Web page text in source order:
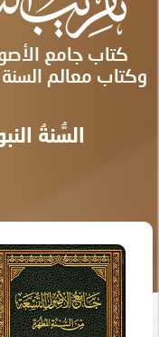
كتاب جامع
وكتاب معالم السنة
السُّنةُ